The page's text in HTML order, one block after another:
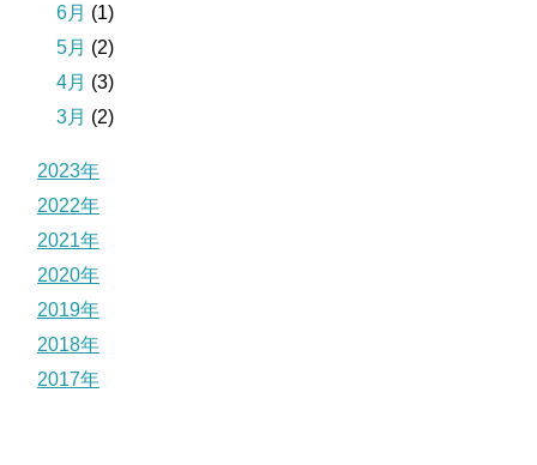
6月 (1)
5月 (2)
4月 (3)
3月 (2)
2023年
2022年
2021年
2020年
2019年
2018年
2017年